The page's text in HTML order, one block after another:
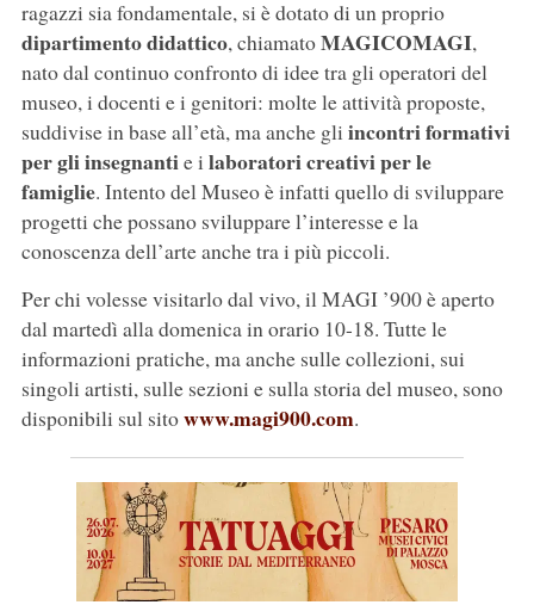
ragazzi sia fondamentale, si è dotato di un proprio
dipartimento didattico, chiamatoMAGICOMAGI,
nato dal continuo confronto di idee tra gli operatori del
museo, i docenti e i genitori: molte le attività proposte,
suddivise in base all’età, ma anche gli incontri formativi
per gli insegnantie i laboratori creativi per le
famiglie. Intento del Museo è infatti quello di sviluppare
progetti che possano sviluppare l’interesse e la
conoscenza dell’arte anche tra i più piccoli.
Per chi volesse visitarlo dal vivo, il MAGI ’900 è aperto
dal martedì alla domenica in orario 10-18. Tutte le
informazioni pratiche, ma anche sulle collezioni, sui
singoli artisti, sulle sezioni e sulla storia del museo, sono
disponibili sul sitowww.magi900.com.